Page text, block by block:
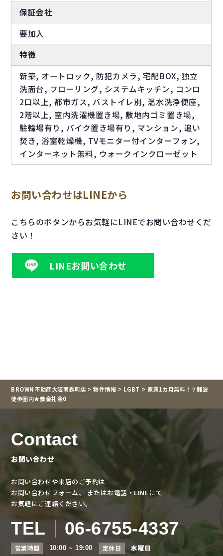
保証会社
要加入
特徴
新築, オートロック, 防犯カメラ, 宅配BOX, 独立
洗面台, フローリング, システムキッチン, コンロ
2口以上, 都市ガス, バストイレ別, 温水洗浄便座,
2階以上, 室内洗濯機置き場, 敷地内ゴミ置き場,
駐輪場有り, バイク置き場有り, マンション, 追い
焚き, 浴室乾燥機, TVモニター付インターフォン,
インターネット無料, ウォークインクローゼット
お問い合わせはLINEから
こちらのボタンからお気軽にLINEでお問い合わせくだ
さい！
LINEお問い合わせ
BROWN不動産大阪南森町店 >物件情報 > LGBT > 家賃1カ月無料！？難波
徒歩圏内★敷金礼金0
Contact
お問い合わせ
お問い合わせや来店のご予約は
お問い合わせフォーム、
またはお電話・LINEにて
お気軽にご連絡ください。
TEL 06-6755-4337
営業時間 10:00 ~ 19:00 定休日 水曜日